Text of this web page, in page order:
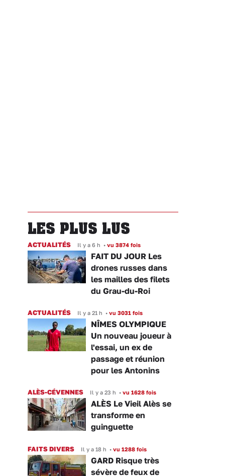
LES PLUS LUS
ACTUALITÉS Il y a 6 h • vu 3874 fois
FAIT DU JOUR Les
drones russes dans
les mailles des filets
du Grau-du-Roi
ACTUALITÉS Il y a 21 h • vu 3031 fois
NÎMES OLYMPIQUE
Un nouveau joueur à
l'essai, un ex de
passage et réunion
pour les Antonins
ALÈS-CÉVENNES Il y a 23 h • vu 1628 fois
ALÈS Le Vieil Alès se
transforme en
guinguette
FAITS DIVERS Il y a 18 h • vu 1288 fois
GARD Risque très
sévère de feux de